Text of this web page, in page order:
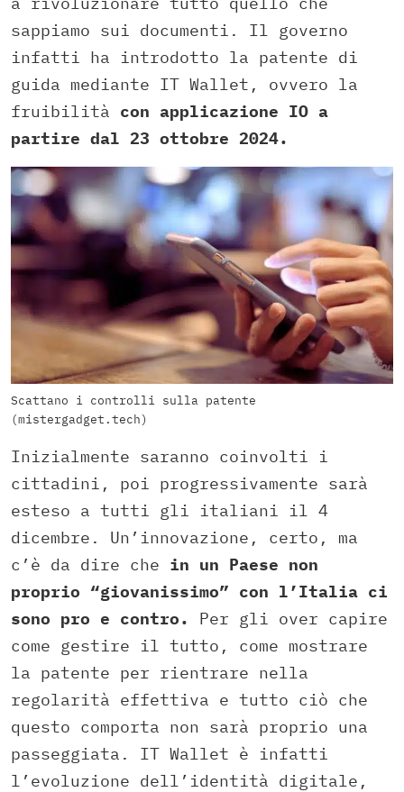
sappiamo sui documenti. Il governo
infatti ha introdotto la patente di
guida mediante IT Wallet, ovvero la
fruibilità con applicazione IO a
partire dal 23 ottobre 2024.
Scattano i controlli sulla patente
(mistergadget.tech)
Inizialmente saranno coinvolti i
cittadini, poi progressivamente sarà
esteso a tutti gli italiani il 4
dicembre. Un’innovazione, certo, ma
c’è da dire che in un Paese non
proprio “giovanissimo” con l’Italia ci
sono pro e contro.
Per gli over capire
come gestire il tutto, come mostrare
la patente per rientrare nella
regolarità effettiva e tutto ciò che
questo comporta non sarà proprio una
passeggiata. IT Wallet è infatti
l’evoluzione dell’identità digitale,